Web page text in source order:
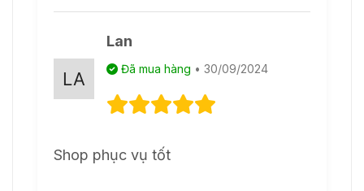
Lan
Đã mua hàng • 30/09/2024
Shop phục vụ tốt